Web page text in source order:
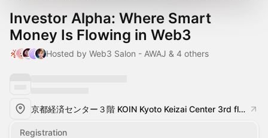
Investor Alpha: Where Smart
Money Is Flowing in Web3
Hosted by Web3 Salon - AWAJ & 4 others
京都経済センター３階 KOIN Kyoto Keizai Center 3rd floor - KOIN
Registration